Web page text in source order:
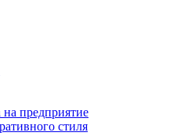
предприятие
стиля